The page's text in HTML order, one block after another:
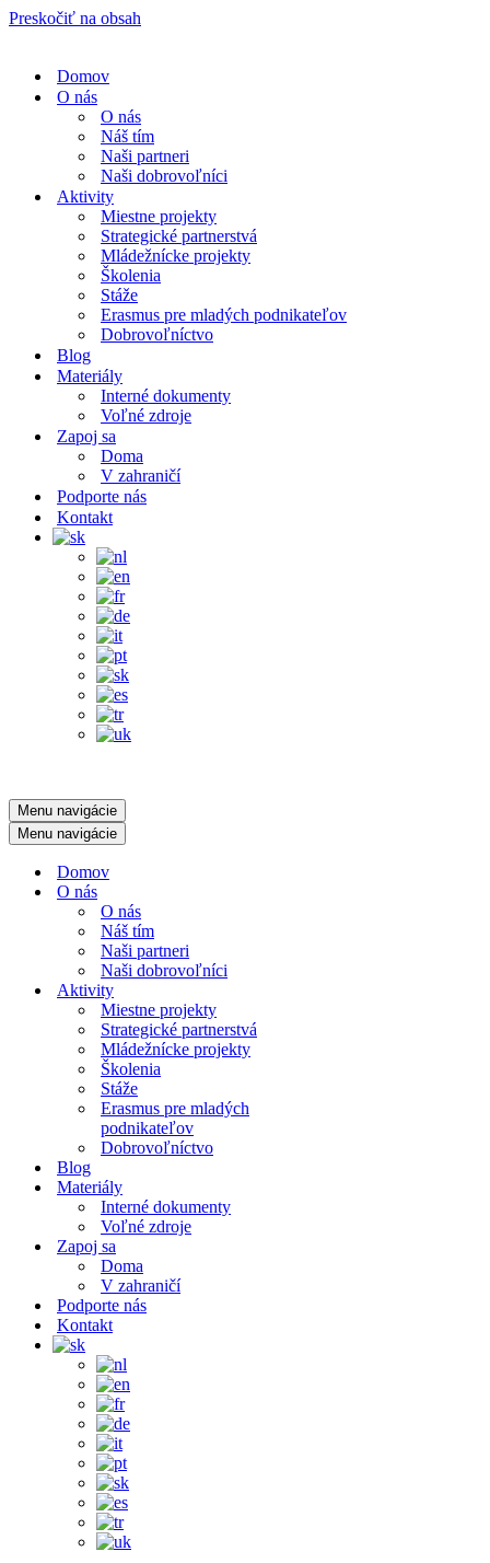
Preskočiť na obsah
Domov
O nás
O nás
Náš tím
Naši partneri
Naši dobrovoľníci
Aktivity
Miestne projekty
Strategické partnerstvá
Mládežnícke projekty
Školenia
Stáže
Erasmus pre mladých podnikateľov
Dobrovoľníctvo
Blog
Materiály
Interné dokumenty
Voľné zdroje
Zapoj sa
Doma
V zahraničí
Podporte nás
Kontakt
Menu navigácie
Menu navigácie
Domov
O nás
O nás
Náš tím
Naši partneri
Naši dobrovoľníci
Aktivity
Miestne projekty
Strategické partnerstvá
Mládežnícke projekty
Školenia
Stáže
Erasmus pre mladých
podnikateľov
Dobrovoľníctvo
Blog
Materiály
Interné dokumenty
Voľné zdroje
Zapoj sa
Doma
V zahraničí
Podporte nás
Kontakt